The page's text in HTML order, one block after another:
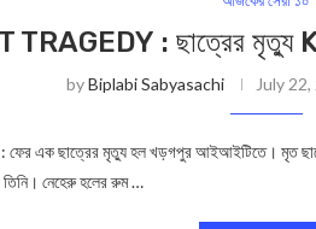
TRAGEDY : ছাত্রের
byBiplabi Sabyasachi July
: ফের এক ছাত্রের মৃত্যু হল খড়গপুর আইআইটিতে। মৃত
তিনি। নেহেরু হলের রুম …